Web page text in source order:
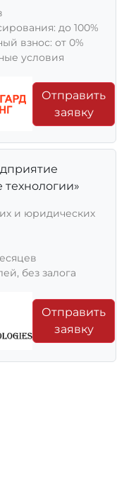
до 100%
взнос: от 0%
условия
Отправить
заявку
и юридических
без залога
Отправить
заявку